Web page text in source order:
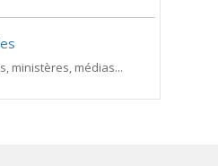
ministères, médias...